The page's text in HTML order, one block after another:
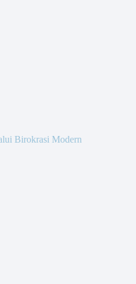
Birokrasi Modern